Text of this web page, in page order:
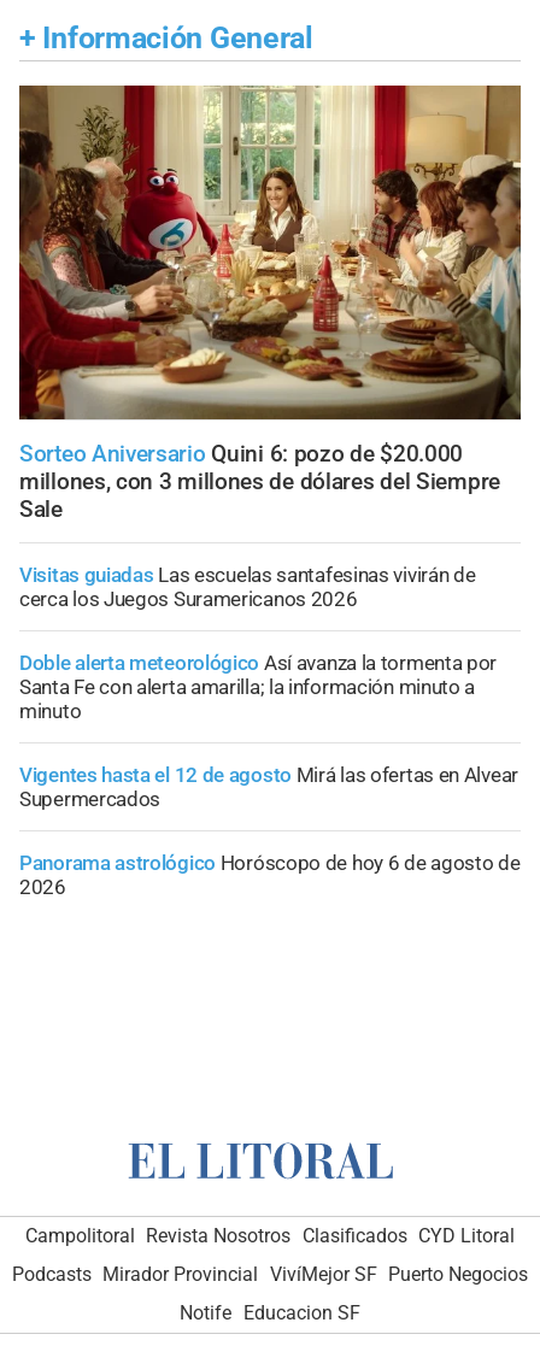
+ Información General
Sorteo Aniversario Quini 6: pozo de $20.000
millones, con 3 millones de dólares del Siempre
Sale
Visitas guiadas Las escuelas santafesinas vivirán de
cerca los Juegos Suramericanos 2026
Doble alerta meteorológico Así avanza la tormenta por
Santa Fe con alerta amarilla; la información minuto a
minuto
Vigentes hasta el 12 de agosto Mirá las ofertas en Alvear
Supermercados
Panorama astrológico Horóscopo de hoy 6 de agosto de
2026
Campolitoral Revista Nosotros Clasificados CYD Litoral
Podcasts Mirador Provincial VivíMejor SF Puerto Negocios
Notife
Educacion SF